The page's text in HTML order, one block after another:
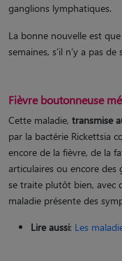
ganglions lymphatiques.
La bonne nouvelle est
semaines, s’il n’y a pas
Fièvre boutonneuse
Cette maladie, transmise
par la bactérie Rickettsia
encore de la fièvre, de la
articulaires ou encore des
se traite plutôt bien, avec
maladie présente des
Lire aussi: Les